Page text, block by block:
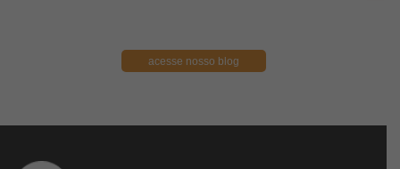
acesse nosso blog